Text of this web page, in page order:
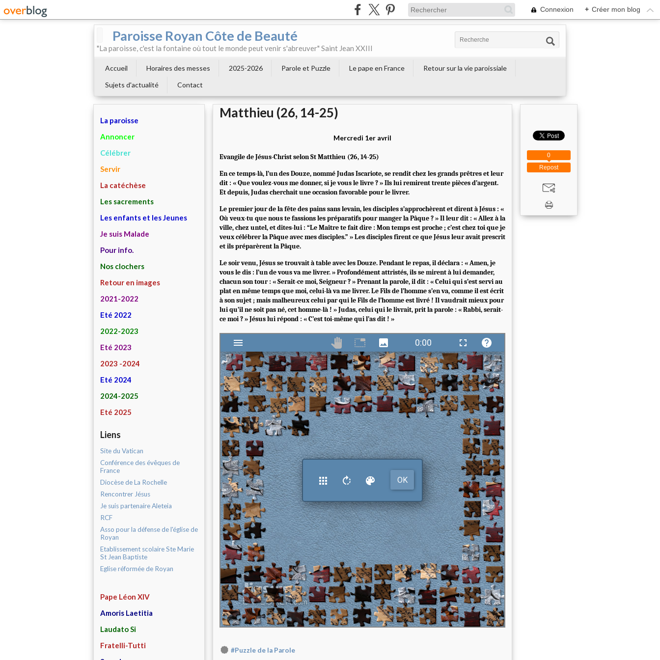
Connexion + Créer mon blog
Paroisse Royan Côte de Beauté
"La paroisse, c'est la fontaine où tout le monde peut venir s'abreuver" Saint Jean XXIII
Accueil Horaires des messes 2025-2026 Parole et Puzzle Le pape en France
Retour sur la vie paroissiale
Sujets d'actualité
Contact
La paroisse
Annoncer
Célébrer
Servir
La catéchèse
Les sacrements
Les enfants et les Jeunes
Je suis Malade
Pour info.
Nos clochers
Retour en images
2021-2022
Eté 2022
2022-2023
Eté 2023
2023 -2024
Eté 2024
2024-2025
Eté 2025
Liens
Site du Vatican
Conférence des évêques de
France
Diocèse de La Rochelle
Rencontrer Jésus
Je suis partenaire Aleteia
RCF
Asso pour la défense de l'église de
Royan
Etablissement scolaire Ste Marie
St Jean Baptiste
Eglise réformée de Royan
Pape Léon XIV
Amoris Laetitia
Laudato Si
Fratelli-Tutti
Matthieu (26, 14-25)
Mercredi 1er avril
Evangile de Jésus-Christ selon St Matthieu (26, 14-25)
En ce temps-là, l’un des Douze, nommé Judas Iscariote, se rendit chez les grands prêtres et leur
dit : « Que voulez-vous me donner, si je vous le livre ? » Ils lui remirent trente pièces d’argent.
Et depuis, Judas cherchait une occasion favorable pour le livrer.
Le premier jour de la fête des pains sans levain, les disciples s’approchèrent et dirent à Jésus : «
Où veux-tu que nous te fassions les préparatifs pour manger la Pâque ? » Il leur dit : « Allez à la
ville, chez untel, et dites-lui : “Le Maître te fait dire : Mon temps est proche ; c’est chez toi que je
veux célébrer la Pâque avec mes disciples.” » Les disciples firent ce que Jésus leur avait prescrit
et ils préparèrent la Pâque.
Le soir venu, Jésus se trouvait à table avec les Douze. Pendant le repas, il déclara : « Amen, je
vous le dis : l’un de vous va me livrer. » Profondément attristés, ils se mirent à lui demander,
chacun son tour : « Serait-ce moi, Seigneur ? » Prenant la parole, il dit : « Celui qui s’est servi au
plat en même temps que moi, celui-là va me livrer. Le Fils de l’homme s’en va, comme il est écrit
à son sujet ; mais malheureux celui par qui le Fils de l’homme est livré ! Il vaudrait mieux pour
lui qu’il ne soit pas né, cet homme-là ! » Judas, celui qui le livrait, prit la parole : « Rabbi, serait-
ce moi ? » Jésus lui répond : « C’est toi-même qui l’as dit ! »
#Puzzle de la Parole
Repost
0